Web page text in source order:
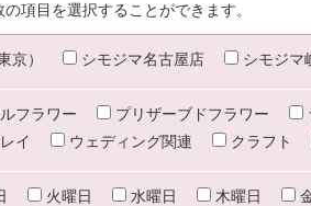
項目を選択することができます。
京） シモジマ名古屋店 シモジマ
フラワー プリザーブドフラワー
イ
ウェディング関連 クラフト
火曜日 水曜日 木曜日